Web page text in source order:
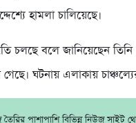
হামলা চালিয়েছে।
চলছে বলে জানিয়েছেন
ঘটনায় এলাকায়
পাশাপাশি বিভিন্ন নিউজ সাইট